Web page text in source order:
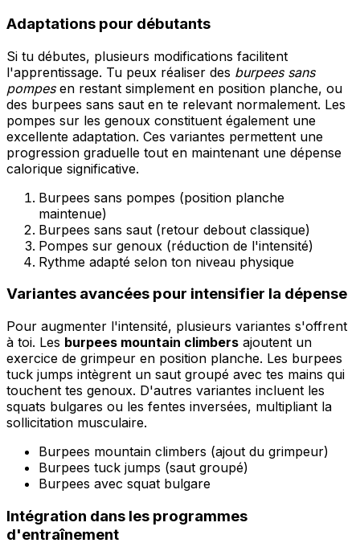
Adaptations pour débutants
Si tu débutes, plusieurs modifications facilitent
l'apprentissage. Tu peux réaliser des burpees sans
pompesen restant simplement en position planche, ou
des burpees sans saut en te relevant normalement. Les
pompes sur les genoux constituent également une
excellente adaptation. Ces variantes permettent une
progression graduelle tout en maintenant une dépense
calorique significative.
Burpees sans pompes (position planche
maintenue)
Burpees sans saut (retour debout classique)
Pompes sur genoux (réduction de l'intensité)
Rythme adapté selon ton niveau physique
Variantes avancées pour intensifier la dépense
Pour augmenter l'intensité, plusieurs variantes s'offrent
à toi. Les burpees mountain climbers ajoutent un
exercice de grimpeur en position planche. Les burpees
tuck jumps intègrent un saut groupé avec tes mains qui
touchent tes genoux. D'autres variantes incluent les
squats bulgares ou les fentes inversées, multipliant la
sollicitation musculaire.
Burpees mountain climbers (ajout du grimpeur)
Burpees tuck jumps (saut groupé)
Burpees avec squat bulgare
Intégration dans les programmes
d'entraînement